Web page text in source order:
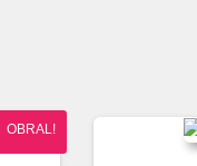
OBRAL!